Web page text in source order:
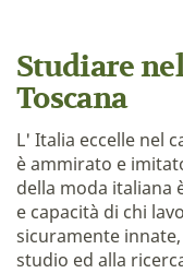
Studiare
Toscana
L' Italia eccelle nel
è ammirato e
della moda italiana
e capacità di chi
sicuramente
studio ed alla